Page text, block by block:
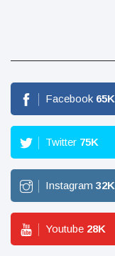
Facebook 65K
Twitter 75K
Instagram 32K
Youtube 28K